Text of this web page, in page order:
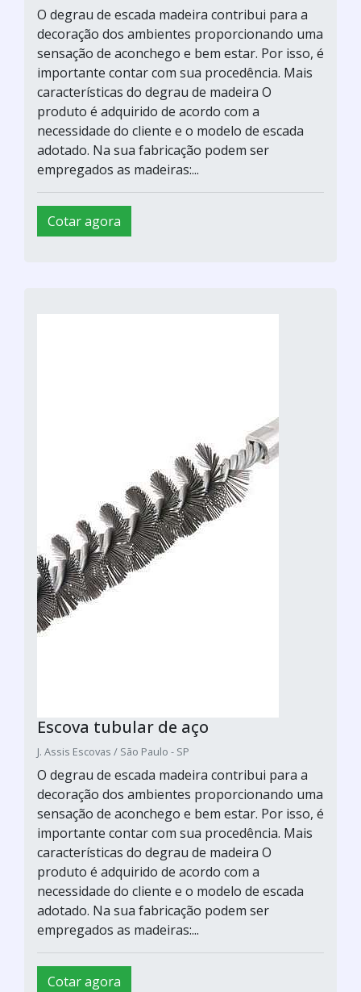
O degrau de escada madeira contribui para a
decoração dos ambientes proporcionando uma
sensação de aconchego e bem estar. Por isso, é
importante contar com sua procedência. Mais
características do degrau de madeira O
produto é adquirido de acordo com a
necessidade do cliente e o modelo de escada
adotado. Na sua fabricação podem ser
empregados as madeiras:...
Cotar agora
Escova tubular de aço
J. Assis Escovas / São Paulo - SP
O degrau de escada madeira contribui para a
decoração dos ambientes proporcionando uma
sensação de aconchego e bem estar. Por isso, é
importante contar com sua procedência. Mais
características do degrau de madeira O
produto é adquirido de acordo com a
necessidade do cliente e o modelo de escada
adotado. Na sua fabricação podem ser
empregados as madeiras:...
Cotar agora